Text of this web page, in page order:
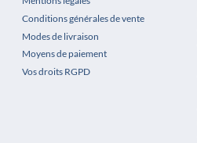
Conditions générales de vente
Modes de livraison
Moyens de paiement
Vos droits RGPD